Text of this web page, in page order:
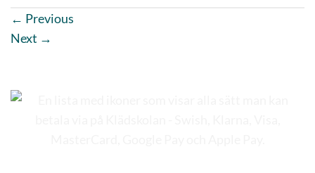
← Previous
Next →